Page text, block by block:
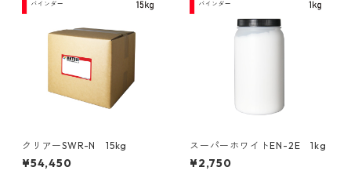
クリアーSWR-N 15kg
¥54,450
スーパーホワイトEN-2E 1kg
¥2,750